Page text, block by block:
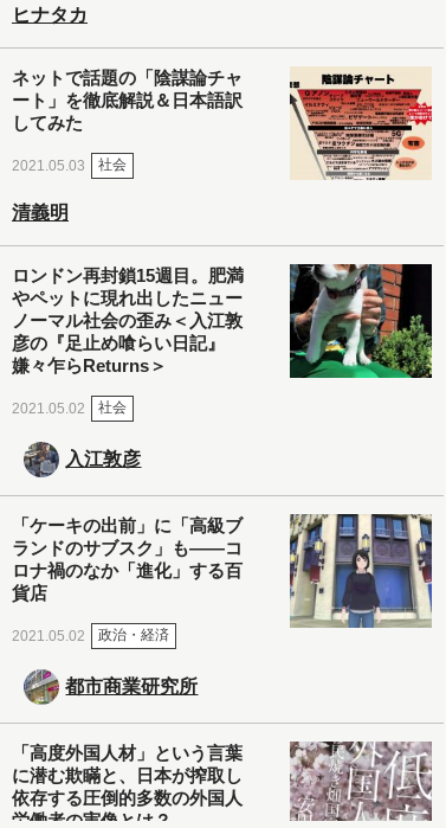
ヒナタカ
ネットで話題の「陰謀論チャ
ート」を徹底解説＆日本語訳
してみた
2021.05.03 社会
清義明
ロンドン再封鎖15週目。肥満
やペットに現れ出したニュー
ノーマル社会の歪み＜入江敦
彦の『足止め喰らい日記』
嫌々乍らReturns＞
2021.05.02 社会
入江敦彦
「ケーキの出前」に「高級ブ
ランドのサブスク」も――コ
ロナ禍のなか「進化」する百
貨店
2021.05.02 政治・経済
都市商業研究所
「高度外国人材」という言葉
に潜む欺瞞と、日本が搾取し
依存する圧倒的多数の外国人
労働者の実像とは？